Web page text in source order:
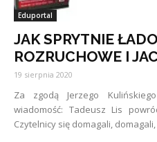
Eduportal
JAK SPRYTNIE
ROZRUCHOWE I
19 sierpnia 2020
Za zgodą Jerzego
wiadomość: Tadeusz Lis
Czytelnicy się domagali, domagali,